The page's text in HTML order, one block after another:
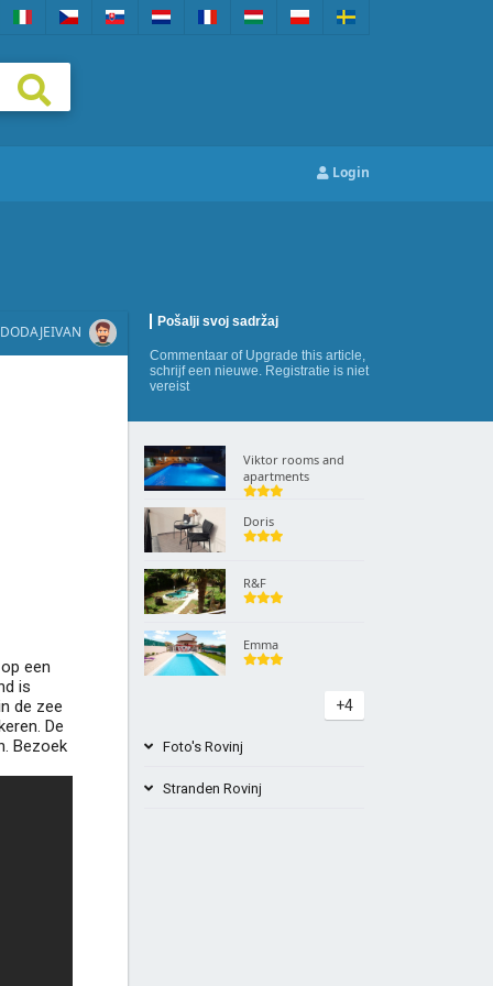
Login
Pošalji svoj sadržaj
Commentaar of Upgrade this article,
schrijf een nieuwe. Registratie is niet
vereist
DODAJEIVAN
een
is
de zee
De
Bezoek
Viktor rooms and
apartments
Doris
R&F
Emma
+4
Foto's Rovinj
Stranden Rovinj